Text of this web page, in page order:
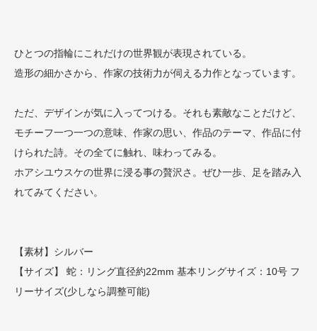
ひとつの指輪にこれだけの世界観が表現されている。
造形の細かさから、作家の技術力が伺える力作となっています。
ただ、デザインが気に入ってつける。それも素敵なことだけど、
モチーフ一つ一つの意味、作家の思い、作品のテーマ、作品に付
けられた詩。その全てに触れ、味わってみる。
ホアシユウスケの世界に浸る事の贅沢さ。ぜひ一歩、足を踏み入
れてみてください。
【素材】シルバー
【サイズ】 蛇：リング直径約22mm 基本リングサイズ：10号 フ
リーサイズ(少しなら調整可能)